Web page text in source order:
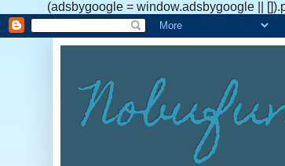
(adsbygoogle = window.adsbygoogle ||